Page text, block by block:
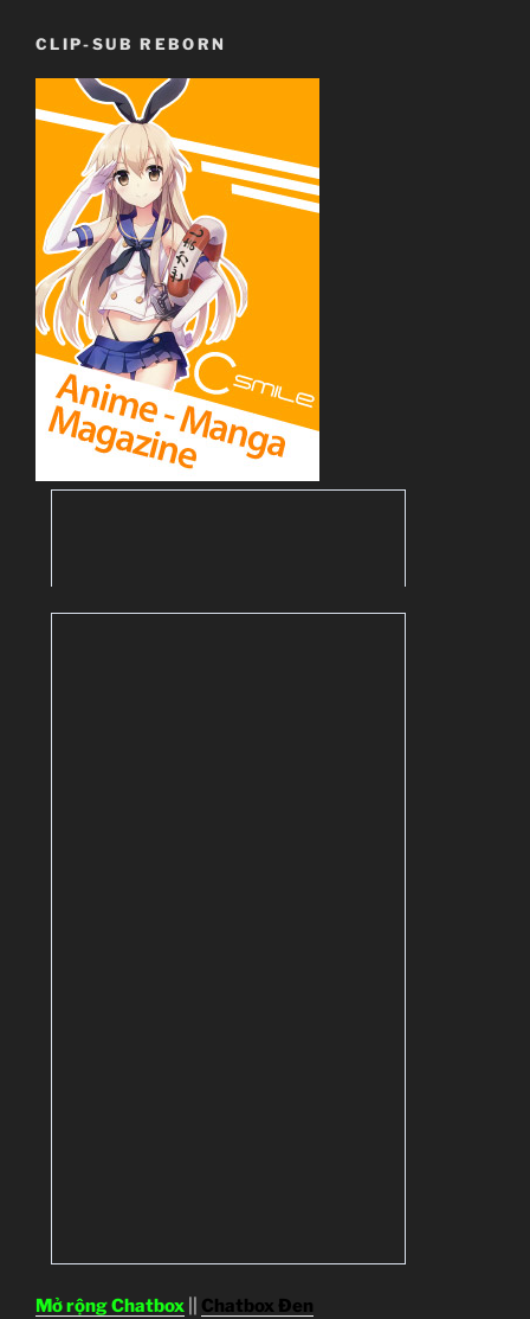
CLIP-SUB REBORN
Mở rộng Chatbox Chatbox Đen